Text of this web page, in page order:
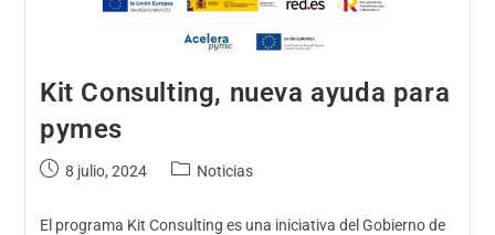
Kit Consulting, nueva ayuda para
pymes
8 julio, 2024 Noticias
El programa Kit Consulting es una iniciativa del Gobierno de